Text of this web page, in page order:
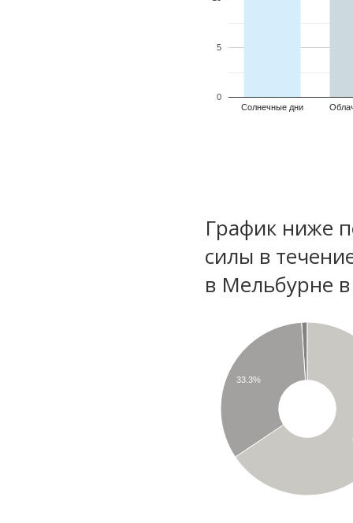
Солнечные дни
0
5
График ниже
силы в
в Мельбурне
33.3%